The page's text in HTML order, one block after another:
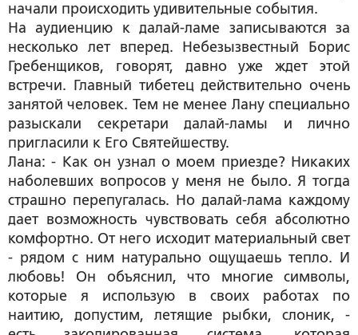
начали происходить удивительные события.
На аудиенцию к далай-ламе записываются за
несколько лет вперед. Небезызвестный Борис
Гребенщиков, говорят, давно уже ждет этой
встречи. Главный тибетец действительно очень
занятой человек. Тем не менее Лану специально
разыскали секретари далай-ламы и лично
пригласили к Его Святейшеству.
Лана: - Как он узнал о моем приезде? Никаких
наболевших вопросов у меня не было. Я тогда
страшно перепугалась. Но далай-лама каждому
дает возможность чувствовать себя абсолютно
комфортно. От него исходит материальный свет
- рядом с ним натурально ощущаешь тепло. И
любовь! Он объяснил, что многие символы,
которые я использую в своих работах по
наитию, допустим, летящие рыбки, слоник, -